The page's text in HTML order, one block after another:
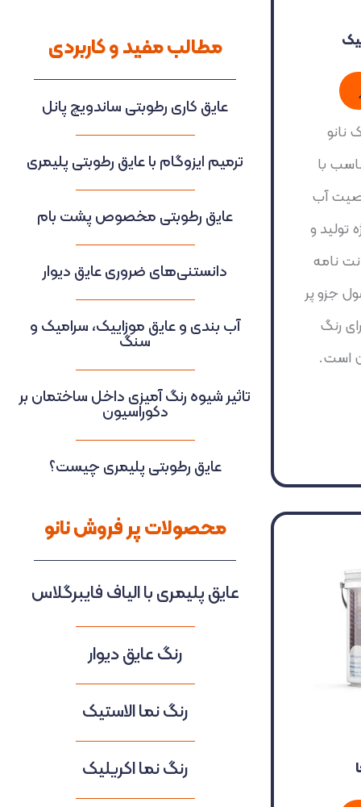
نانو
با
آب
تولید و
ضمانت نامه
جزو پر
رنگ
است.
مطالب مفید و کاربردی
عایق کاری رطوبتی ساندویچ پانل
ترمیم ایزوگام با عایق رطوبتی پلیمری
عایق رطوبتی مخصوص پشت بام
دانستنی‌های ضروری عایق دیوار
آب بندی و عایق موزاییک، سرامیک و
سنگ
تاثیر شیوه رنگ آمیزی داخل ساختمان بر
دکوراسیون
عایق رطوبتی پلیمری چیست؟
محصولات پر فروش نانو
عایق پلیمری با الیاف فایبرگلاس
رنگ عایق دیوار
رنگ نما الاستیک
رنگ نما اکریلیک